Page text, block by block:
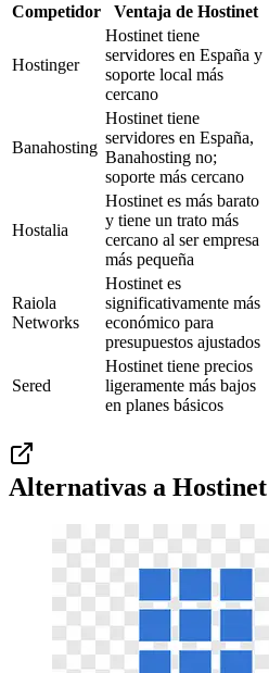
Competidor Ventaja de Hostinet
Hostinger
Hostinet tiene
servidores en España y
soporte local más
cercano
Banahosting
Hostinet tiene
servidores en España,
Banahosting no;
soporte más cercano
Hostalia
Hostinet es más barato
y tiene un trato más
cercano al ser empresa
más pequeña
Raiola
Networks
Hostinet es
significativamente más
económico para
presupuestos ajustados
Sered
Hostinet tiene precios
ligeramente más bajos
en planes básicos
Alternativas a Hostinet